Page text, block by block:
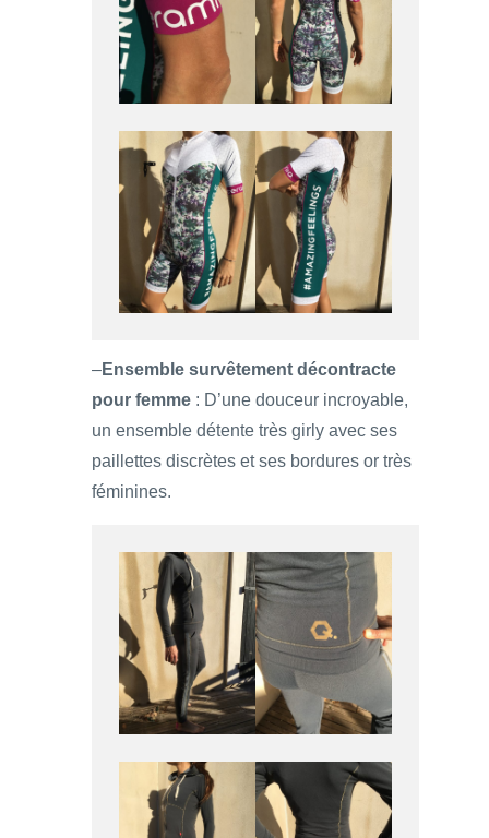
–Ensemble survêtement décontracte
pour femme : D’une douceur incroyable,
un ensemble détente très girly avec ses
paillettes discrètes et ses bordures or très
féminines.